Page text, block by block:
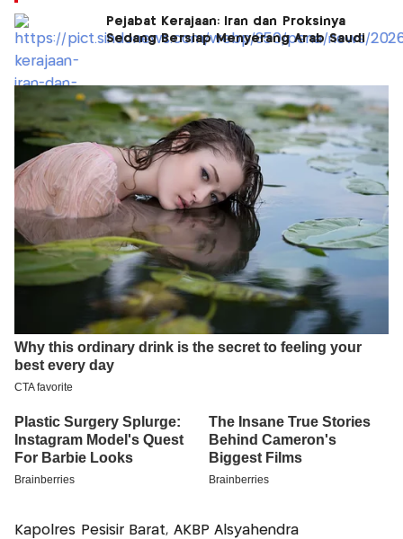
Pejabat Kerajaan: Iran dan Proksinya
Sedang Bersiap Menyerang Arab Saudi
Kapolres Pesisir Barat, AKBP Alsyahendra